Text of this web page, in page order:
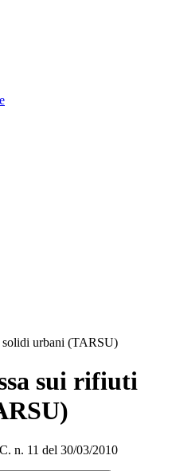
solidi urbani (TARSU)
sui rifiuti
n. 11 del 30/03/2010